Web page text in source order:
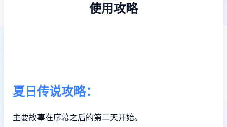
使用攻略
夏日传说攻略：
主要故事在序幕之后的第二天开始。